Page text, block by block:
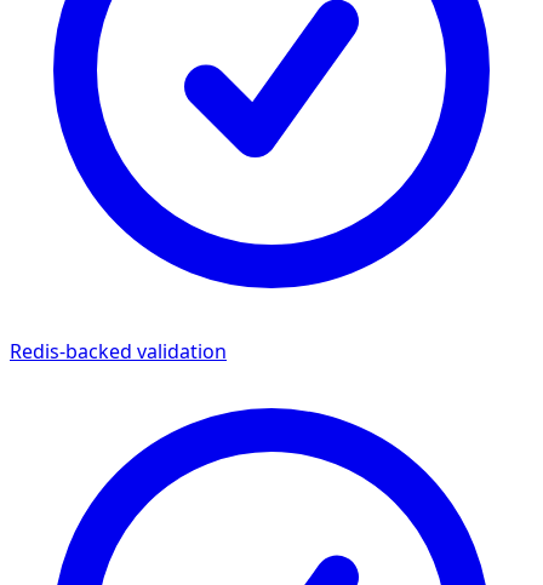
Redis-backed validation